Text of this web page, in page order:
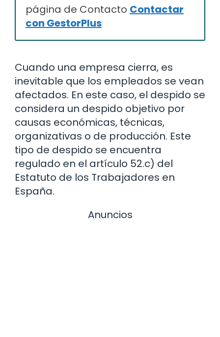
página de Contacto Contactar
con GestorPlus
Cuando una empresa cierra, es
inevitable que los empleados se vean
afectados. En este caso, el despido se
considera un despido objetivo por
causas económicas, técnicas,
organizativas o de producción. Este
tipo de despido se encuentra
regulado en el artículo 52.c) del
Estatuto de los Trabajadores en
España.
Anuncios